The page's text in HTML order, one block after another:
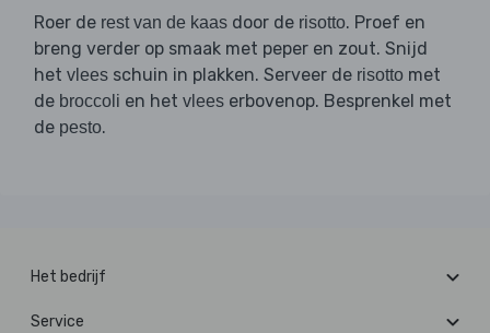
Roer de rest van de kaas door de risotto. Proef en
breng verder op smaak met peper en zout. Snijd
het vlees schuin in plakken. Serveer de risotto met
de broccoli en het vlees erbovenop. Besprenkel met
de pesto.
Het bedrijf
Service